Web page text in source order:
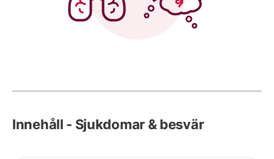
Innehåll - Sjukdomar & besvär